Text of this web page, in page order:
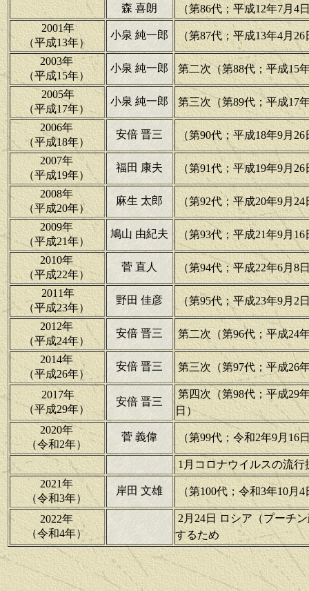
森 喜朗
（第86代；平成12年7月4
2001年
（平成13年）
小泉 純一郎 （第87代；平成13年4月
2003年
（平成15年）
小泉 純一郎 第二次（第88代；平成15
2005年
（平成17年）
小泉 純一郎 第三次（第89代；平成17
2006年
（平成18年）
安倍 晋三 （第90代；平成18年9月26
2007年
（平成19年）
福田 康夫 （第91代；平成19年9月
2008年
（平成20年）
麻生 太郎 （第92代；平成20年9月
2009年
（平成21年）
鳩山 由紀夫 （第93代；平成21年9月16
2010年
（平成22年）
菅 直人 （第94代；平成22年6月8
2011年
（平成23年）
野田 佳彦 （第95代；平成23年9月2
2012年
（平成24年）
安倍 晋三 第二次（第96代；平成24
2014年
（平成26年）
安倍 晋三 第三次（第97代；平成26
2017年
（平成29年）
安倍 晋三
第四次（第98代；平成29
日）
2020年
（令和2年）
菅 義偉 （第99代；令和2年9月16
1月コロナウイルスの流行
2021年
（令和3年）
岸田 文雄 （第100代；令和3年10月
2022年
（令和4年）
2月24日 ロシア（プーチ
するため